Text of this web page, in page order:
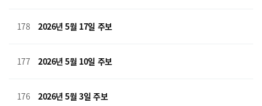
178 2026년 5월 17일 주보
177 2026년 5월 10일 주보
176 2026년 5월 3일 주보